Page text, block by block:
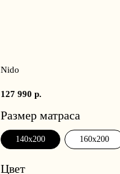
Nido
127 990 р.
Размер матраса
140x200 160x200
Цвет